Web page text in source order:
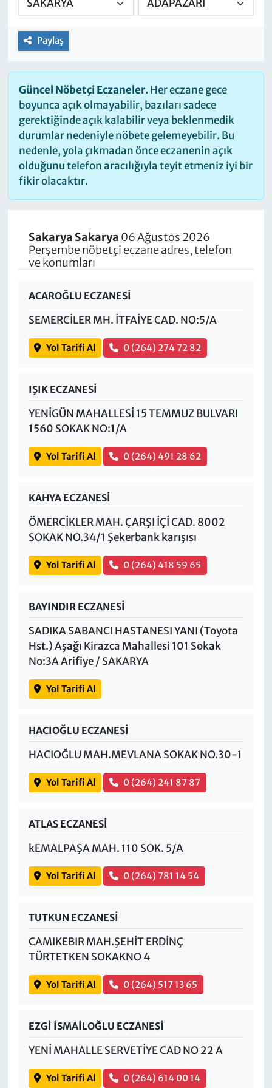
Paylaş
Güncel Nöbetçi Eczaneler.Her eczane gece
boyunca açık olmayabilir, bazıları sadece
gerektiğinde açık kalabilir veya beklenmedik
durumlar nedeniyle nöbete gelemeyebilir. Bu
nedenle, yola çıkmadan önce eczanenin açık
olduğunu telefon aracılığıyla teyit etmeniz iyi bir
fikir olacaktır.
Sakarya Sakarya 06 Ağustos 2026
Perşembe nöbetçi eczane adres, telefon
ve konumları
ACAROĞLU ECZANESİ
SEMERCİLER MH. İTFAİYE CAD. NO:5/A
Yol Tarifi Al 0 (264) 274 72 82
IŞIK ECZANESİ
YENİGÜN MAHALLESİ 15 TEMMUZ BULVARI
1560 SOKAK NO:1/A
Yol Tarifi Al 0 (264) 491 28 62
KAHYA ECZANESİ
ÖMERCİKLER MAH. ÇARŞI İÇİ CAD. 8002
SOKAK NO.34/1 Şekerbank karışısı
Yol Tarifi Al 0 (264) 418 59 65
BAYINDIR ECZANESİ
SADIKA SABANCI HASTANESI YANI (Toyota
Hst.) Aşağı Kirazca Mahallesi 101 Sokak
No:3A Arifiye / SAKARYA
Yol Tarifi Al
HACIOĞLU ECZANESİ
HACIOĞLU MAH.MEVLANA SOKAK NO.30-1
Yol Tarifi Al 0 (264) 241 87 87
ATLAS ECZANESİ
kEMALPAŞA MAH. 110 SOK. 5/A
Yol Tarifi Al 0 (264) 781 14 54
TUTKUN ECZANESİ
CAMIKEBIR MAH.ŞEHİT ERDİNÇ
TÜRTETKEN SOKAKNO 4
Yol Tarifi Al 0 (264) 517 13 65
EZGİ İSMAİLOĞLU ECZANESİ
YENİ MAHALLE SERVETİYE CAD NO 22 A
Yol Tarifi Al 0 (264) 614 00 14